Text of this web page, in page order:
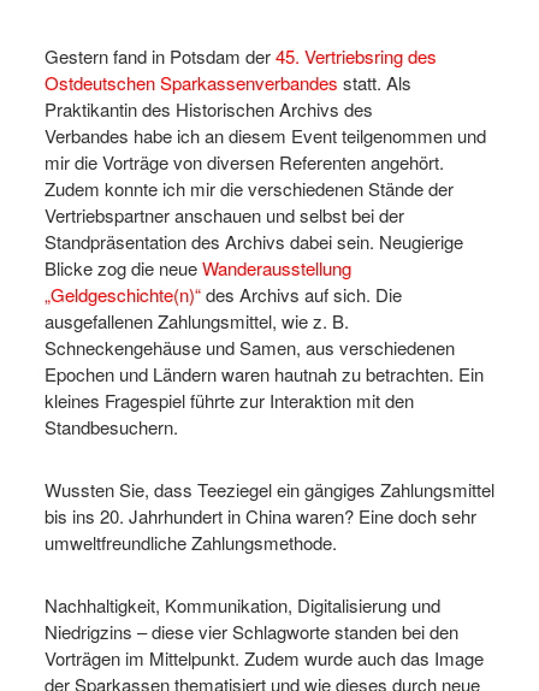
Gestern fand in Potsdam der45. Vertriebsring des
Ostdeutschen Sparkassenverbandes statt. Als
Praktikantin des Historischen Archivs des
Verbandes habe ich an diesem Event teilgenommen und
mir die Vorträge von diversen Referenten angehört.
Zudem konnte ich mir die verschiedenen Stände der
Vertriebspartner anschauen und selbst bei der
Standpräsentation des Archivs dabei sein. Neugierige
Blicke zog die neueWanderausstellung
„Geldgeschichte(n)“des Archivs auf sich. Die
ausgefallenen Zahlungsmittel, wie z. B.
Schneckengehäuse und Samen, aus verschiedenen
Epochen und Ländern waren hautnah zu betrachten. Ein
kleines Fragespiel führte zur Interaktion mit den
Standbesuchern.
Wussten Sie, dass Teeziegel ein gängiges Zahlungsmittel
bis ins 20. Jahrhundert in China waren? Eine doch sehr
umweltfreundliche Zahlungsmethode.
Nachhaltigkeit, Kommunikation, Digitalisierung und
Niedrigzins – diese vier Schlagworte standen bei den
Vorträgen im Mittelpunkt. Zudem wurde auch das Image
der Sparkassen thematisiert und wie dieses durch neue